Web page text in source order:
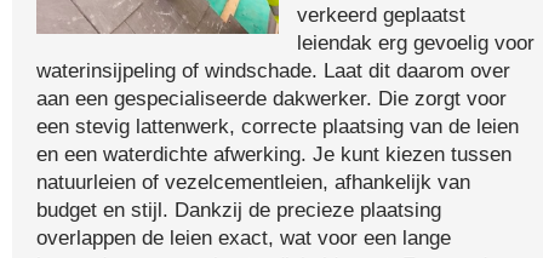
verkeerd geplaatst
leiendak erg gevoelig voor
waterinsijpeling of windschade. Laat dit daarom over
aan een gespecialiseerde dakwerker. Die zorgt voor
een stevig lattenwerk, correcte plaatsing van de leien
en een waterdichte afwerking. Je kunt kiezen tussen
natuurleien of vezelcementleien, afhankelijk van
budget en stijl. Dankzij de precieze plaatsing
overlappen de leien exact, wat voor een lange